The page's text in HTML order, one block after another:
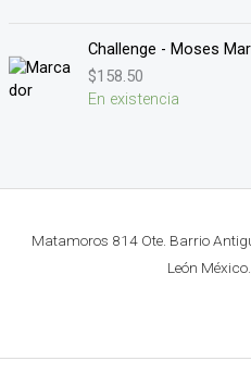
Challenge - Moses
$158.50
En existencia
Matamoros 814 Ote. Barrio
León